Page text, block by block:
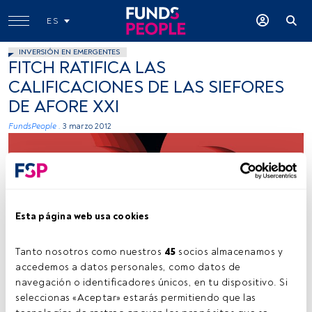
Esta página web usa cookies
Tanto nosotros como nuestros 45 socios almacenamos y
accedemos a datos personales, como datos de
navegación o identificadores únicos, en tu dispositivo. Si
seleccionas «Aceptar» estarás permitiendo que las
ES
INVERSIÓN EN EMERGENTES
FITCH RATIFICA LAS
CALIFICACIONES DE LAS SIEFORES
DE AFORE XXI
FundsPeople . 3 marzo 2012
Joel Filipe (Unsplash)
Tiempo lectura: 2 min.